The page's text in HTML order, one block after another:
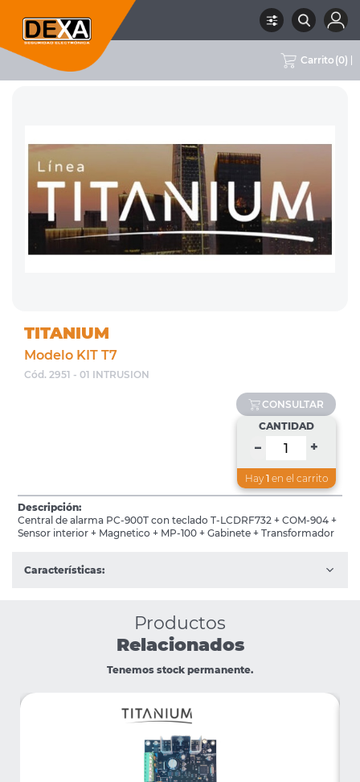
Carrito (0)
RUBRO 01 INTRUSION TITANIUM
TITANIUM
Modelo KIT T7
Cód. 2951 - 01 INTRUSION
CONSULTAR
CANTIDAD
– +
Hay 1en el carrito
Descripción:
Central de alarma PC-900T con teclado T-LCDRF732 + COM-904 +
Sensor interior + Magnetico + MP-100 + Gabinete + Transformador
Características:
Productos
Relacionados
Tenemos stock permanente.